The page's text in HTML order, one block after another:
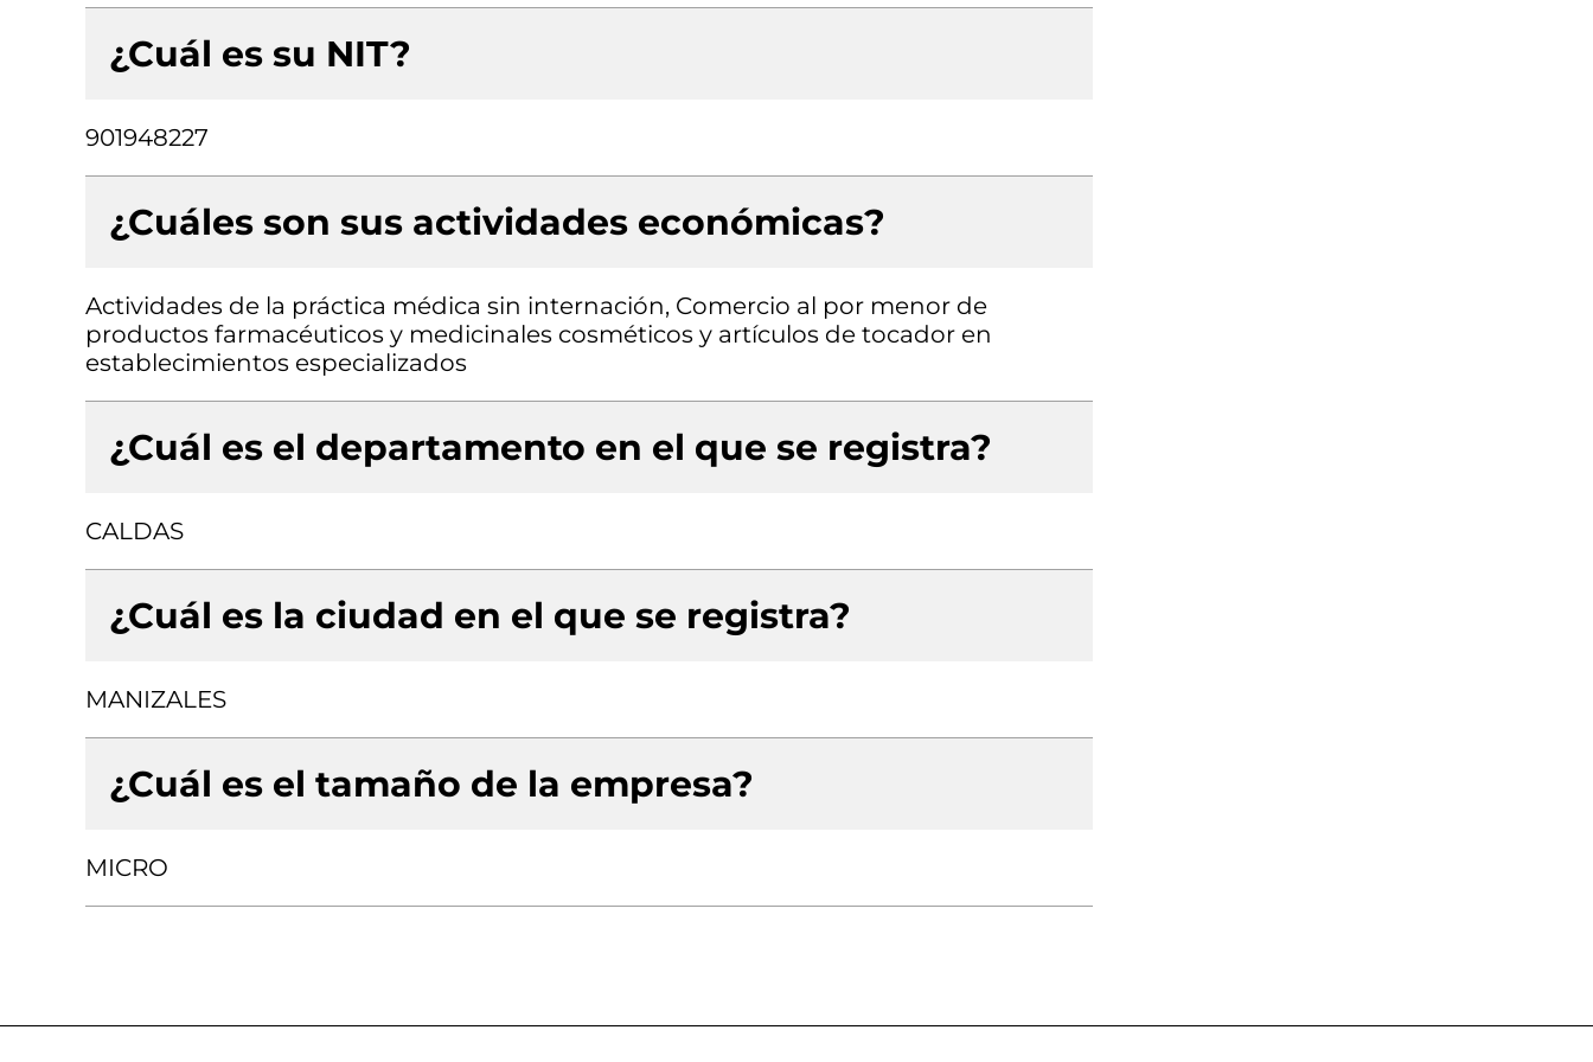
¿Cuál es su NIT?
901948227
¿Cuáles son sus actividades económicas?
Actividades de la práctica médica sin internación, Comercio al por menor de
productos farmacéuticos y medicinales cosméticos y artículos de tocador en
establecimientos especializados
¿Cuál es el departamento en el que se registra?
CALDAS
¿Cuál es la ciudad en el que se registra?
MANIZALES
¿Cuál es el tamaño de la empresa?
MICRO